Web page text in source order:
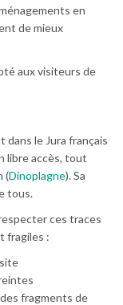
en
de mieux
aux visiteurs de
dans le Jura français
libre accès, tout
(Dinoplagne). Sa
tous.
ces traces
fragiles :
fragments de